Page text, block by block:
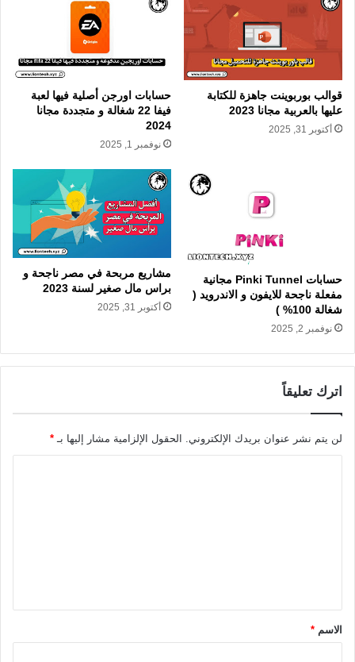
قوالب بوربوينت جاهزة للكتابة
عليها بالعربية مجانا 2023
أكتوبر 31, 2025
حسابات اورجن أصلية فيها لعبة
فيفا 22 شغالة و متجددة مجانا
2024
نوفمبر 1, 2025
حسابات Pinki Tunnel مجانية
مفعلة ناجحة للايفون و الاندرويد (
شغالة 100% )
نوفمبر 2, 2025
مشاريع مربحة في مصر ناجحة و
براس مال صغير لسنة 2023
أكتوبر 31, 2025
اترك تعليقاً
لن يتم نشر عنوان بريدك الإلكتروني. الحقول الإلزامية مشار إليها بـ *
ق
*الاسم *